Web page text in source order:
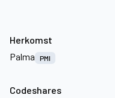
Herkomst
Palma
PMI
Codeshares